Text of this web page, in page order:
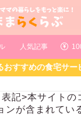
人気記事
おすすめの食宅サー
記>本サイトの
ンが含まれてい